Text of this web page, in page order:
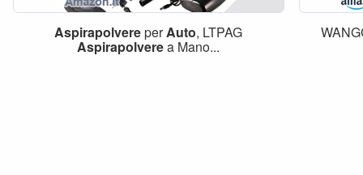
AspirapolvereperAuto, LTPAG
Aspirapolverea Mano...